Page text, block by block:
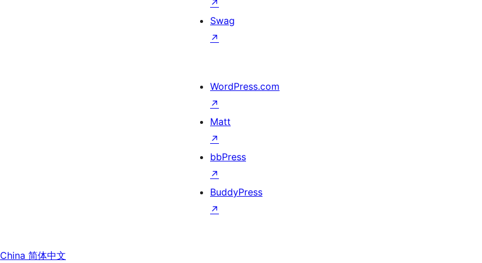
↗
Swag
↗
WordPress.com
↗
Matt
↗
bbPress
↗
BuddyPress
↗
China 简体中文